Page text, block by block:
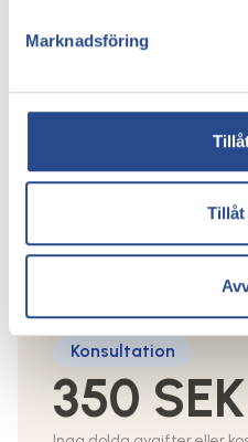
Marknadsföring
Tillåt
Priser
göras och en
alltid vid en
individuellt pris vid
Konsultation
350 SEK